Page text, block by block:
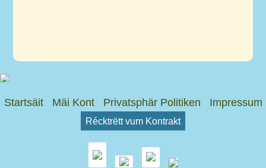
Startsäit Mäi Kont Privatsphär Politiken Impressum
Récktrëtt vum Kontrakt